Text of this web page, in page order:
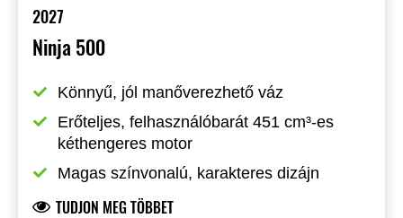
2027
Ninja 500
Könnyű, jól manőverezhető váz
Erőteljes, felhasználóbarát 451 cm³-es
kéthengeres motor
Magas színvonalú, karakteres dizájn
TUDJON MEG TÖBBET